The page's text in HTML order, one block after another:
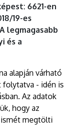
6621-en
19-es
legmagasabb
és a
alapján várható
folytatva - idén is
Az adatok
hogy az
ismét megtölti